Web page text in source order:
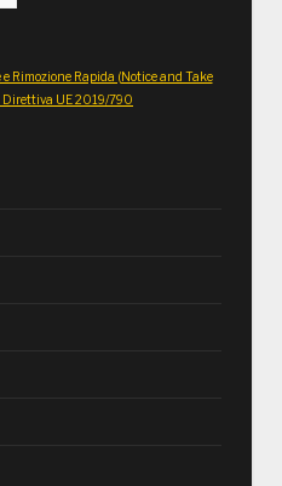
e Rimozione Rapida (Notice and Take
Direttiva UE 2019/790